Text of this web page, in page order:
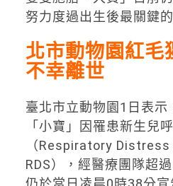
努力度過出生後最關鍵
北市動物園紅毛
不幸離世
臺北市立動物園1日表示
「小寶」因罹患新生兒
（Respiratory Distress
RDS），經醫療團隊超